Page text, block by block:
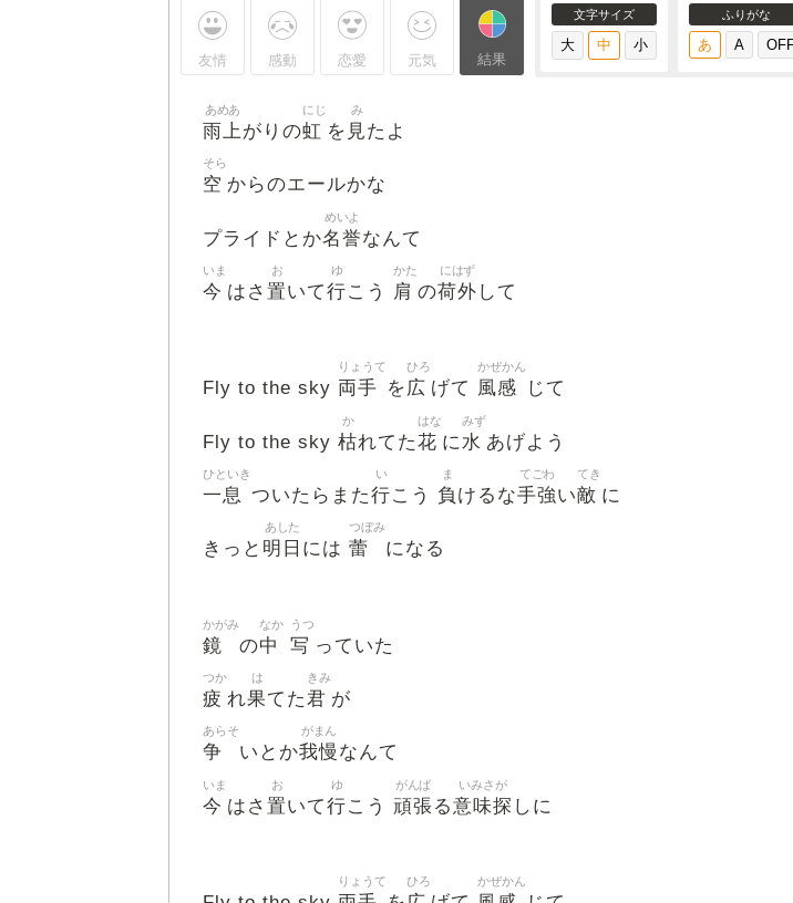
友情 感動 恋愛 元気 結果
文字サイズ ふりがな
雨上
あめあ
がりの虹
にじ
を 見
み
たよ
空
そら
からのエールかな
プライドとか名誉
めいよ
なんて
今
いま
はさ 置
お
いて行
ゆ
こう 肩
かた
の荷外
にはず
して
Fly to the sky 両手
りょうて
を広
ひろ
げて 風感
かぜかん
じて
Fly to the sky 枯
か
れてた花
はな
に水
みず
あげよう
一息
ひといき
ついたらまた行
い
こう 負
ま
けるな手強
てごわ
い敵
てき
に
きっと 明日
あした
には 蕾
つぼみ
になる
鏡
かがみ
の中
なか
写
うつ
っていた
疲
つか
れ果
は
てた君
きみ
が
争
あらそ
いとか我慢
がまん
なんて
今
いま
はさ 置
お
いて行
ゆ
こう 頑張
がんば
る意味探
いみさが
しに
りょうて ひろ かぜかん